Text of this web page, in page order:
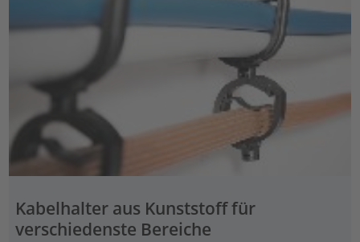
Kabelhalter aus Kunststoff für
verschiedenste Bereiche